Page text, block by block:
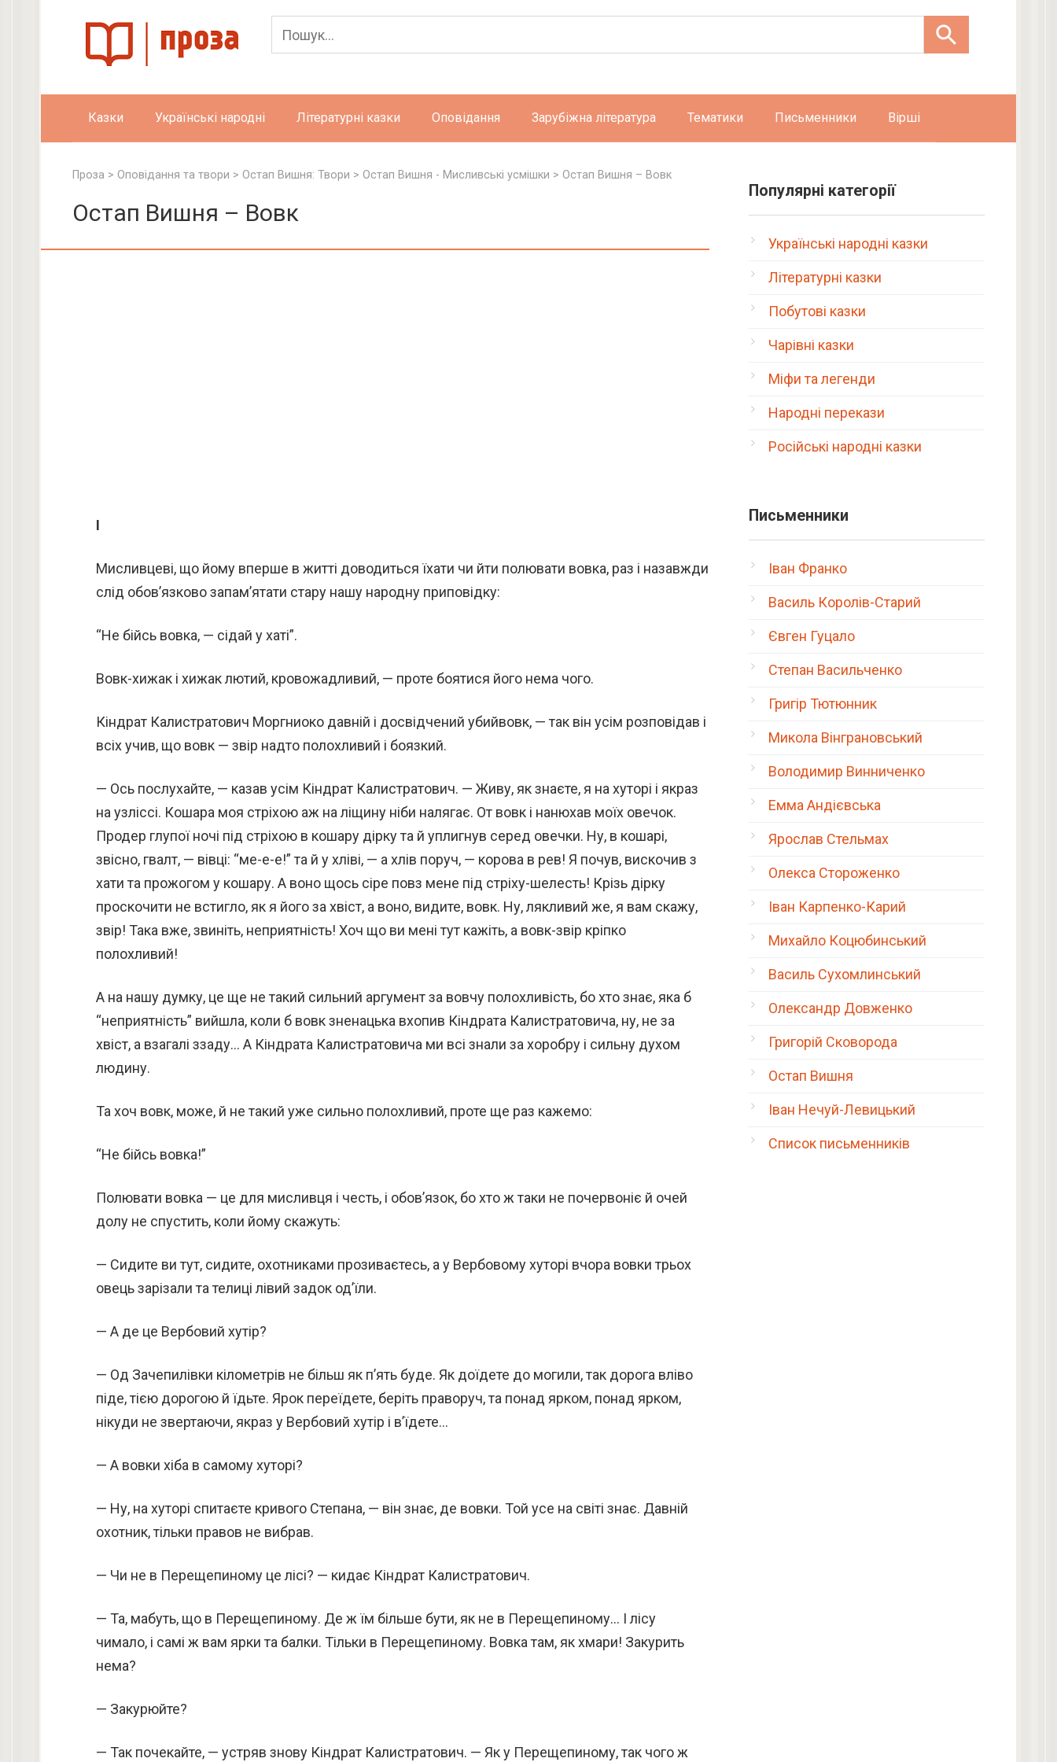
Казки Українські народні Літературні казки Оповідання Зарубіжна література Тематики Письменники Вірші
Проза > Оповідання та твори > Остап Вишня: Твори > Остап Вишня - Мисливські усмішки > Остап Вишня – Вовк
Остап Вишня – Вовк
І
Мисливцеві, що йому вперше в житті доводиться їхати чи йти полювати вовка, раз і назавжди
слід обов’язково запам’ятати стару нашу народну приповідку:
“Не бійсь вовка, — сідай у хаті”.
Вовк-хижак і хижак лютий, кровожадливий, — проте боятися його нема чого.
Кіндрат Калистратович Моргниоко давній і досвідчений убийвовк, — так він усім розповідав і
всіх учив, що вовк — звір надто полохливий і боязкий.
— Ось послухайте, — казав усім Кіндрат Калистратович. — Живу, як знаєте, я на хуторі і якраз
на узліссі. Кошара моя стріхою аж на ліщину ніби налягає. От вовк і нанюхав моїх овечок.
Продер глупої ночі під стріхою в кошару дірку та й уплигнув серед овечки. Ну, в кошарі,
звісно, гвалт, — вівці: “ме-е-е!” та й у хліві, — а хлів поруч, — корова в рев! Я почув, вискочив з
хати та прожогом у кошару. А воно щось сіре повз мене під стріху-шелесть! Крізь дірку
проскочити не встигло, як я його за хвіст, а воно, видите, вовк. Ну, лякливий же, я вам скажу,
звір! Така вже, звиніть, неприятність! Хоч що ви мені тут кажіть, а вовк-звір кріпко
полохливий!
А на нашу думку, це ще не такий сильний аргумент за вовчу полохливість, бо хто знає, яка б
“неприятність” вийшла, коли б вовк зненацька вхопив Кіндрата Калистратовича, ну, не за
хвіст, а взагалі ззаду… А Кіндрата Калистратовича ми всі знали за хоробру і сильну духом
людину.
Та хоч вовк, може, й не такий уже сильно полохливий, проте ще раз кажемо:
“Не бійсь вовка!”
Полювати вовка — це для мисливця і честь, і обов’язок, бо хто ж таки не почервоніє й очей
долу не спустить, коли йому скажуть:
— Сидите ви тут, сидите, охотниками прозиваєтесь, а у Вербовому хуторі вчора вовки трьох
овець зарізали та телиці лівий задок од’їли.
— А де це Вербовий хутір?
— Од Зачепилівки кілометрів не більш як п’ять буде. Як доїдете до могили, так дорога вліво
піде, тією дорогою й їдьте. Ярок переїдете, беріть праворуч, та понад ярком, понад ярком,
нікуди не звертаючи, якраз у Вербовий хутір і в’їдете…
— А вовки хіба в самому хуторі?
— Ну, на хуторі спитаєте кривого Степана, — він знає, де вовки. Той усе на світі знає. Давній
охотник, тільки правов не вибрав.
— Чи не в Перещепиному це лісі? — кидає Кіндрат Калистратович.
— Та, мабуть, що в Перещепиному. Де ж їм більше бути, як не в Перещепиному… І лісу
чимало, і самі ж вам ярки та балки. Тільки в Перещепиному. Вовка там, як хмари! Закурить
нема?
— Закурюйте?
— Так почекайте, — устряв знову Кіндрат Калистратович. — Як у Перещепиному, так чого ж
Популярні категорії
Українські народні казки
Літературні казки
Побутові казки
Чарівні казки
Міфи та легенди
Народні перекази
Російські народні казки
Письменники
Іван Франко
Василь Королів-Старий
Євген Гуцало
Степан Васильченко
Григір Тютюнник
Микола Вінграновський
Володимир Винниченко
Емма Андієвська
Ярослав Стельмах
Олекса Стороженко
Іван Карпенко-Карий
Михайло Коцюбинський
Василь Сухомлинський
Олександр Довженко
Григорій Сковорода
Остап Вишня
Іван Нечуй-Левицький
Список письменників